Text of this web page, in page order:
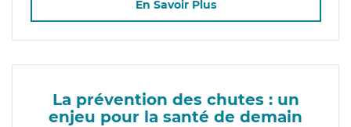
En Savoir Plus
La prévention des chutes : un
enjeu pour la santé de demain